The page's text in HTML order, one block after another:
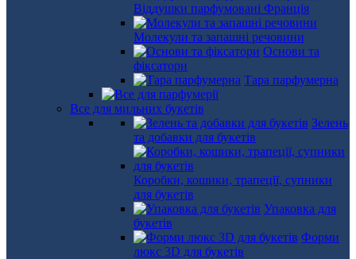
Віддушки парфумовані Франція
Молекули та запашні речовини
Основи та
фіксатори
Тара парфумерна
Все для мильних букетів
Зелень
та добавки для букетів
Коробки, кошики, трапеції, супники
для букетів
Упаковка для
букетів
Форми
люкс 3D для букетів